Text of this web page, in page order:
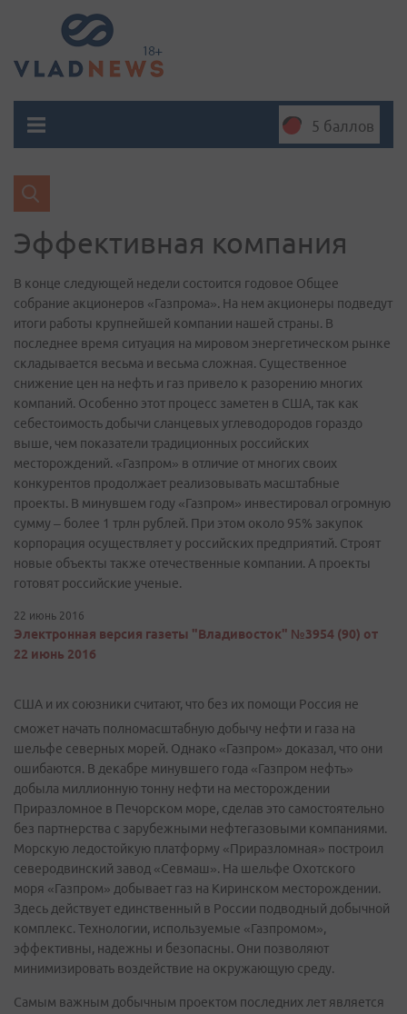
5 баллов
Эффективная компания
В конце следующей недели состоится годовое Общее
собрание акционеров «Газпрома». На нем акционеры подведут
итоги работы крупнейшей компании нашей страны. В
последнее время ситуация на мировом энергетическом рынке
складывается весьма и весьма сложная. Существенное
снижение цен на нефть и газ привело к разорению многих
компаний. Особенно этот процесс заметен в США, так как
себестоимость добычи сланцевых углеводородов гораздо
выше, чем показатели традиционных российских
месторождений. «Газпром» в отличие от многих своих
конкурентов продолжает реализовывать масштабные
проекты. В минувшем году «Газпром» инвестировал огромную
сумму – более 1 трлн рублей. При этом около 95% закупок
корпорация осуществляет у российских предприятий. Строят
новые объекты также отечественные компании. А проекты
готовят российские ученые.
22 июнь 2016
Электронная версия газеты "Владивосток" №3954 (90) от
22 июнь 2016
США и их союзники считают, что без их помощи Россия не
сможет начать полномасштабную добычу нефти и газа на
шельфе северных морей. Однако «Газпром» доказал, что они
ошибаются. В декабре минувшего года «Газпром нефть»
добыла миллионную тонну нефти на месторождении
Приразломное в Печорском море, сделав это самостоятельно
без партнерства с зарубежными нефтегазовыми компаниями.
Морскую ледостойкую платформу «Приразломная» построил
северодвинский завод «Севмаш». На шельфе Охотского
моря «Газпром» добывает газ на Киринском месторождении.
Здесь действует единственный в России подводный добычной
комплекс. Технологии, используемые «Газпромом»,
эффективны, надежны и безопасны. Они позволяют
минимизировать воздействие на окружающую среду.
Самым важным добычным проектом последних лет является